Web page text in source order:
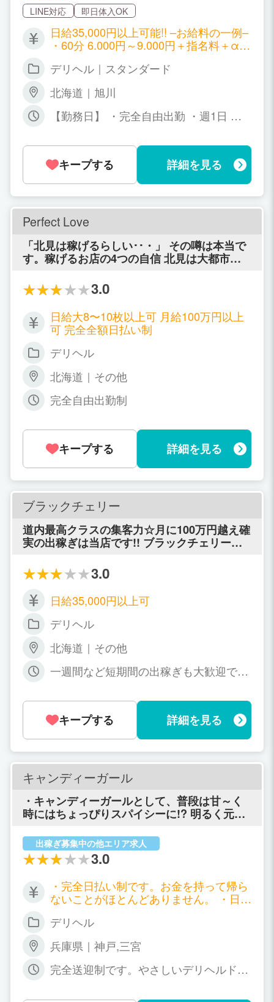
LINE対応 即日体入OK
日給35,000円以上可能!! –お給料の一例–
・60分 6.000円～9.000円＋指名料＋α
・90分 9.000円～12.000円＋指名料＋α
α ・180分 18.000円～23.000円＋指名料
＋α ・頑張れば頑張るほど高収入が可能
です♪
デリヘル｜スタンダード
北海道｜旭川
【勤務日】 ・完全自由出勤 ・週1日 ・
を強制するような事は一切ありません!
【勤務時間】 11:00～AM 3:00までの時
間内でご都合のよい時間 何時間でも希望
通り働けます。
キープする 詳細を見る
Perfect Love
「北見は稼げるらしい･･・」 その噂は本当で
す。稼げるお店の4つの自信 北見は大都市に
て、今、注目を集め始めています。 実は、そ
の噂の元となっているのが当店です。 札幌や
旭川から当店に移籍した女の子が、地元に帰
ったときに友達に話す「北見はスゴい！」 こ
れが噂の元です。 お客様のニーズも高く、お
客様の質も良い、北見でダントツに集客して
いる当店には、働く貴女を応援できる4つの自
信があります。 ■満足がいくまで稼いで頂く
自信あり！ グループ内の広告代理店、マーケ
ティングコンサルタントが総力を挙げて新人
備に自信あり！ 完全個室待機・ＴＶ・家電・
食器・掃除用具に至るまで徹底的に満足でき
る環境を提供！ 何も持たずに来ても明日から
すぐに生活できます。 こちらで、寮・待機ル
ームの写真を公開しています。 ■安心して働
ける環境作りに自信あり！ 完全自由出勤、面
倒な人間関係も全くなし！ 働きたいときに働
きたいだけ出勤してください。 ■あなたにぴ
ったりのお店を見つける自信あり！ 北見
初！！ 脱がない、触らせない、なめないの”３
収入が可能
3.0
日給大8〜10枚以上可 月給100万円以上
可 完全全額日払い制
デリヘル
北海道｜その他
完全自由出勤制
キープする 詳細を見る
ブラックチェリー
道内最高クラスの集客力☆月に100万円越え確
実の出稼ぎは当店です!! ブラックチェリー
を中心に地元で絶大な人気を誇る、中標津の
超人気デリバリーヘルス店です。 札幌や帯
広、函館、旭川と言った都市ではなく、中標
津という街だからこそ掴む事のできる最高の
稼ぎを手にしてみませんか？？ ■月100万円以
上稼げます■ 道内は稼げない。なんて思っ
て、諦めていませんか？？ そんな事はまった
くありません。 当店には、月に100万円以上
を稼ぐ事を夢ではない環境、顧客様数がそろ
に自分の稼ぎに反映するお店です。 今、札幌
などの都市で仕事をされていて、稼ぎに満足
できていない方、短期でもかまいません。 一
度来ていただければ、道内でも最高峰の稼ぎ
をお約束いたします！ ■事前に、貴女の不安
を相談してください■ 知らない土地に行くの
が不安…。 本当に稼げるの…？ スタッフはど
んな人？ 出稼ぎというのは、やはり不安がつ
きものなのだと思います。 自分の知らない土
地へ、どれくらい稼げるかもわからず、行っ
からない。 貴女の不安を事前にお店にご相談
ください！ 嘘偽りなど一切なく、できる限り
わかりやすくご説明させていただいた上、貴
女の不安を解消できるように頑張ります！ 勇
気を出して相談してくれた貴女のために、全
力で相談に乗らせていただきます^^ ■中標津
が稼げる理由■ 札幌などの都市は、デリバリ
ーヘルス店が無限に存在し、少ないお客様を
多くのお店で取り合っているというのが現状
です。 8時間出勤して、2、3万円でも『稼げ
た気』になってしまうのだと思います。 中標
津には、2、3店舗のデリバリーヘルス店しか
3.0
日給35,000円以上可
デリヘル
北海道｜その他
一週間など短期間の出稼ぎも大歓迎です
日、貴女の都合が良い時間が勤務時間で
す！〕 営業時間12：00～翌2:00の中で
好きな時間でお仕事をしてください！ 貴
女のペースでお仕事をしてくださいね^^
キープする 詳細を見る
キャンディーガール
・キャンディーガールとして、普段は甘～く
時にはちょっぴりスパイシーに!? 明るく元気
出稼ぎ募集中の他エリア求人
3.0
・完全日払い制です。お金を持って帰ら
ないことがほとんどありません。 ・日給
で、月収\８００,０００-以上も可能で
デリヘル
兵庫県｜神戸,三宮
完全送迎制です。やさしいデリヘルドラ